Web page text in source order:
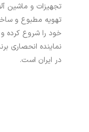
تجهیزات و ماشین
تهویه مطبوع و
خود را شروع کرده
نماینده انحصاری
در ایران است.